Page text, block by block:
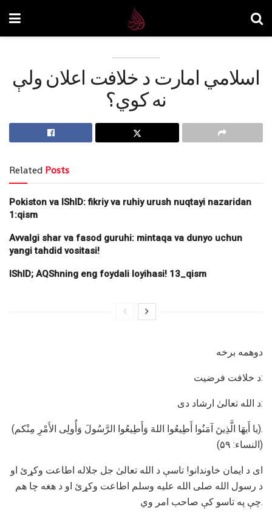
اسلامي امارت د خلافت اعلان ولې
نه کوي؟
Related Posts
Pokiston va IShID: fikriy va ruhiy urush nuqtayi nazaridan
1:qism
Avvalgi shar va fasod guruhi: mintaqa va dunyo uchun
yangi tahdid vositasi!
IShID; AQShning eng foydali loyihasi! 13_qism
دوهمه برخه
د خلافت فرضیت:
د الله تعالیٰ ارشاد دی:
(یا أَیهَا الَّذِینَ آمَنُوا أَطِیعُوا اللهَ وَأَطِیعُوا الرَّسُولَ وَأُولِی الأَمْرِ مِنْکم).
(النساء: ۵۹)
ای د ایمان خاوندانو! تاسې د الله تعالیٰ جل جلاله اطاعت وکړئ او
د رسول الله صلی الله علیه وسلم اطاعت وکړئ او د هغه چا هم
چې په تاسو کې صاحب امر وي.